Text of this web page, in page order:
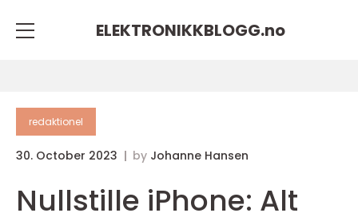
ELEKTRONIKKBLOGG.no
redaktionel
30. October 2023 by Johanne Hansen
Nullstille iPhone: Alt